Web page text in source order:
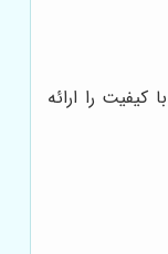
را ارائه